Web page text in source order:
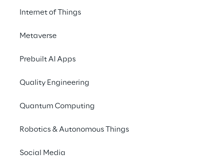
Internet of Things
Metaverse
Prebuilt AI Apps
Quality Engineering
Quantum Computing
Robotics & Autonomous Things
Social Media